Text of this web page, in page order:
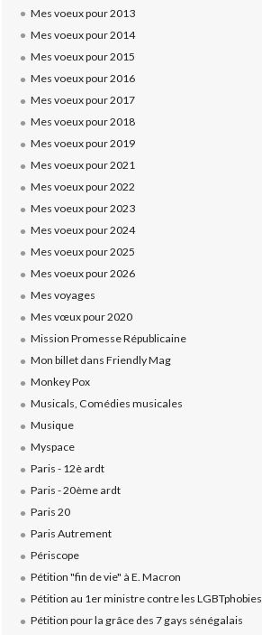
Mes voeux pour 2013
Mes voeux pour 2014
Mes voeux pour 2015
Mes voeux pour 2016
Mes voeux pour 2017
Mes voeux pour 2018
Mes voeux pour 2019
Mes voeux pour 2021
Mes voeux pour 2022
Mes voeux pour 2023
Mes voeux pour 2024
Mes voeux pour 2025
Mes voeux pour 2026
Mes voyages
Mes vœux pour 2020
Mission Promesse Républicaine
Mon billet dans Friendly Mag
Monkey Pox
Musicals, Comédies musicales
Musique
Myspace
Paris - 12è ardt
Paris - 20ème ardt
Paris 20
Paris Autrement
Périscope
Pétition "fin de vie" à E. Macron
Pétition au 1er ministre contre les LGBTphobies
Pétition pour la grâce des 7 gays sénégalais